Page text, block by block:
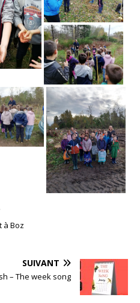
à Boz
SUIVANT
– The week song